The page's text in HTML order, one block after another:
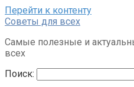
Перейти к контенту
Советы для всех
Самые полезные и
всех
Поиск: